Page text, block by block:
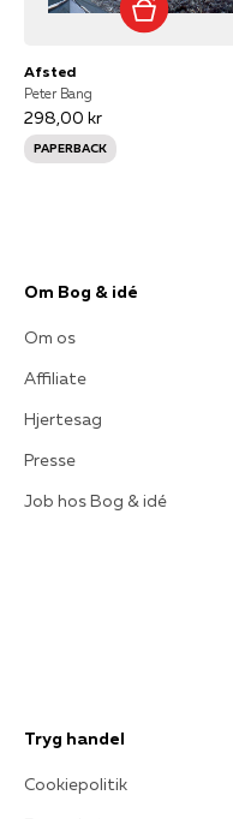
Afsted
Peter Bang
298,00 kr
PAPERBACK
Om Bog & idé
Om os
Affiliate
Hjertesag
Presse
Job hos Bog & idé
Tryg handel
Cookiepolitik